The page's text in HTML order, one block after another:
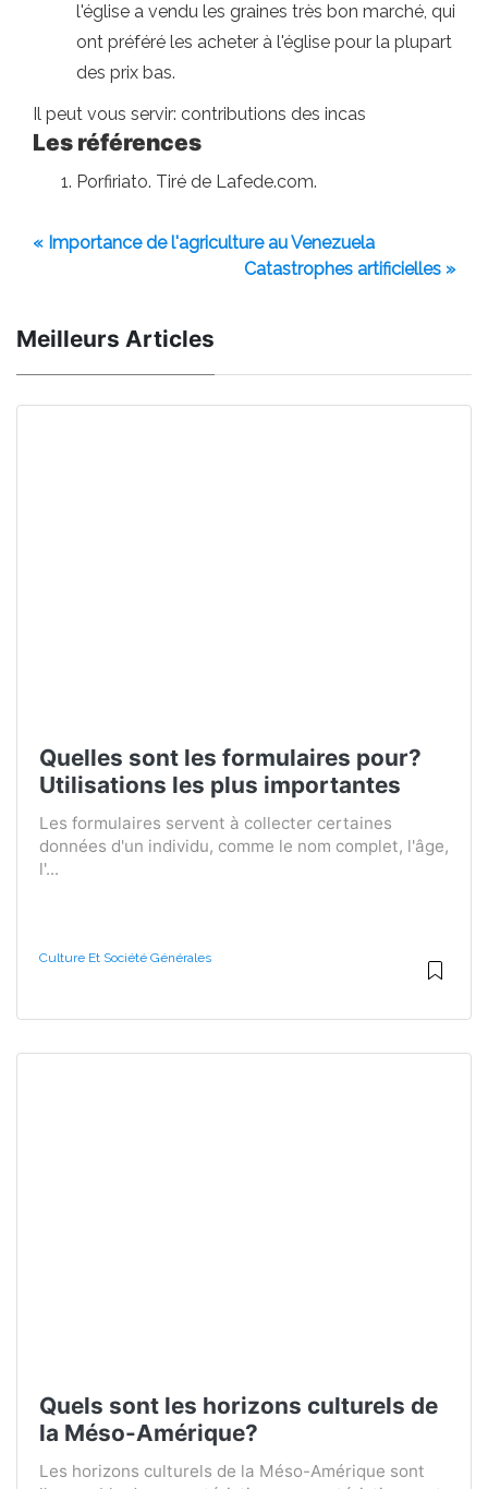
l'église a vendu les graines très bon marché, qui
ont préféré les acheter à l'église pour la plupart
des prix bas.
Il peut vous servir: contributions des incas
Les références
Porfiriato. Tiré de Lafede.com.
« Importance de l'agriculture au Venezuela
Catastrophes artificielles »
Meilleurs Articles
Quelles sont les formulaires pour?
Utilisations les plus importantes
Les formulaires servent à collecter certaines
données d'un individu, comme le nom complet, l'âge,
l'...
Culture Et Société Générales
Quels sont les horizons culturels de
la Méso-Amérique?
Les horizons culturels de la Méso-Amérique sont